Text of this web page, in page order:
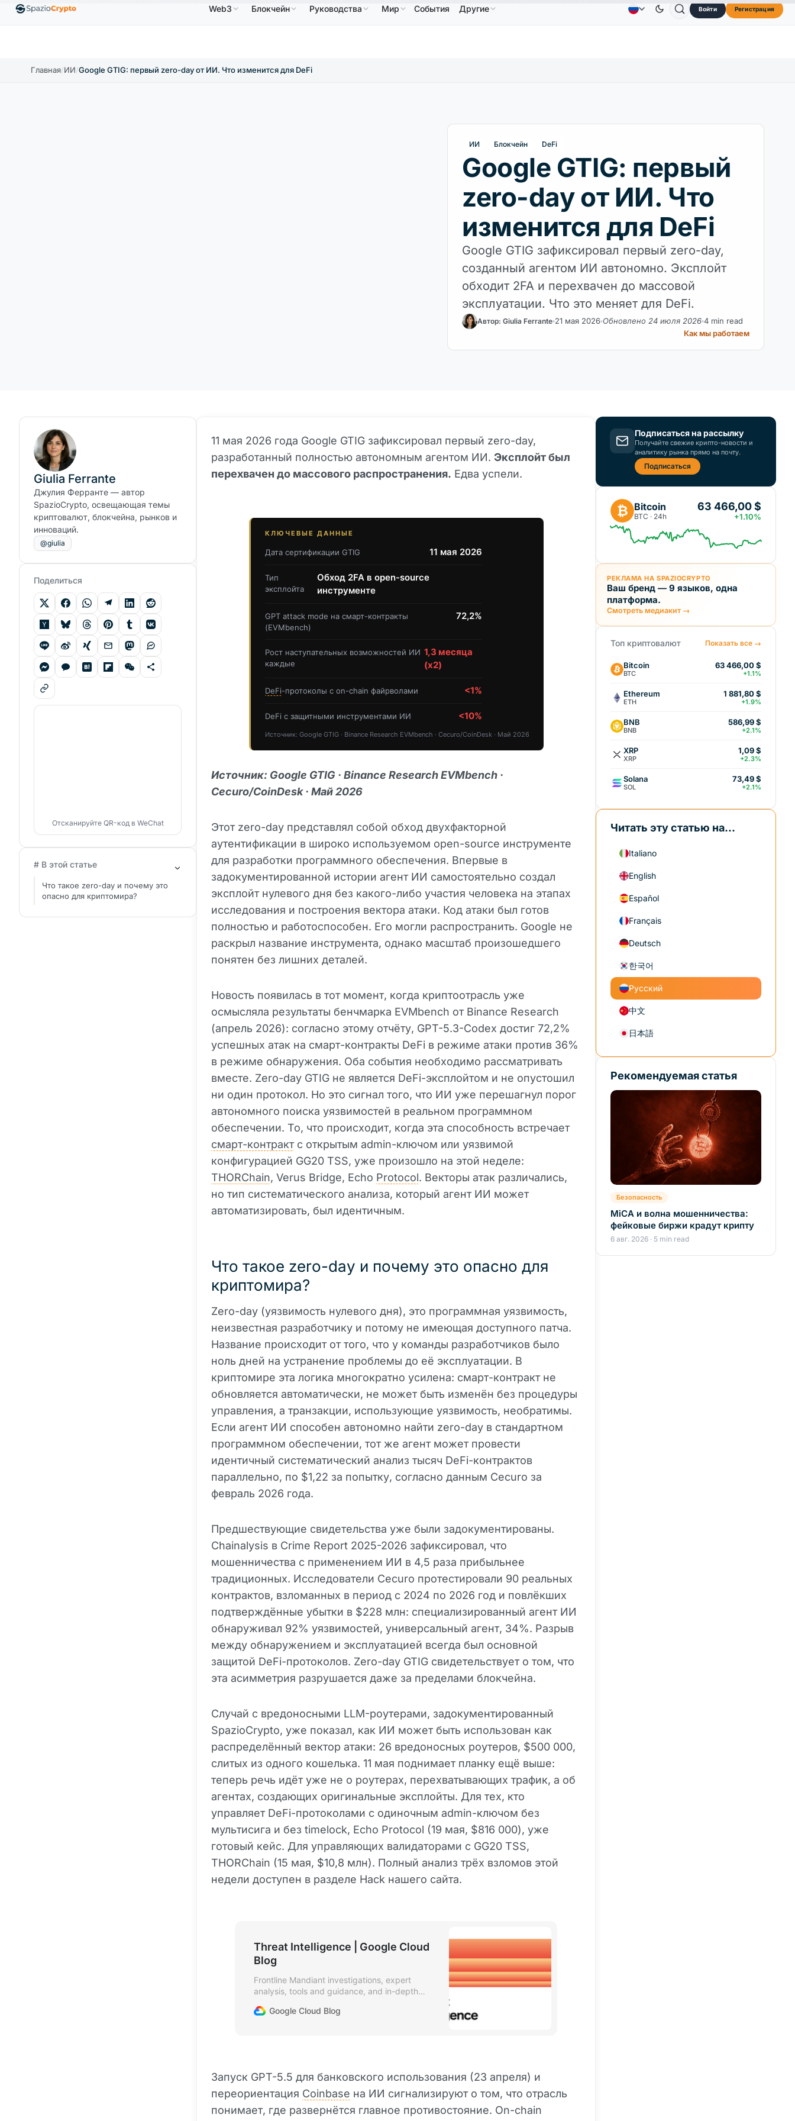
↑1.10% EthereumETH1 880,58 $ ↑0.00% BNBBNB586,64 $ ↑2.10% USDCUSDC 0,9995 $↑0.00% XRPXRP 1,09 $↑2.30% 0,3264 $ ↓0.30% Dogecoin DOGE 0,0707 $↑2.40%
Свяжитесь с нами О сайте
Web3 Блокчейн Руководства Мир События Другие Войти Регистрация
Главная/ИИ/Google GTIG: первый zero-day от ИИ. Что изменится для DeFi
ИИ Блокчейн DeFi
Google GTIG: первый
zero-day от ИИ. Что
изменится для DeFi
Google GTIG зафиксировал первый zero-day,
созданный агентом ИИ автономно. Эксплойт
обходит 2FA и перехвачен до массовой
эксплуатации. Что это меняет для DeFi.
Автор: Giulia Ferrante 21 мая 2026 Обновлено 24 июля 2026 4 min read
Как мы работаем
11 мая 2026 года Google GTIG зафиксировал первый zero-day,
разработанный полностью автономным агентом ИИ. Эксплойт был
перехвачен до массового распространения. Едва успели.
КЛЮЧЕВЫЕ ДАННЫЕ
Дата сертификации GTIG 11 мая 2026
Тип
эксплойта
Обход 2FA в open-source
инструменте
GPT attack mode на смарт-контракты
(EVMbench)
72,2%
Рост наступательных возможностей ИИ
каждые
1,3 месяца
(x2)
DeFi-протоколы с on-chain файрволами <1%
DeFi с защитными инструментами ИИ <10%
Источник: Google GTIG · Binance Research EVMbench · Cecuro/CoinDesk · Май 2026
Источник: Google GTIG · Binance Research EVMbench ·
Cecuro/CoinDesk · Май 2026
Этот zero-day представлял собой обход двухфакторной
аутентификации в широко используемом open-source инструменте
для разработки программного обеспечения. Впервые в
задокументированной истории агент ИИ самостоятельно создал
эксплойт нулевого дня без какого-либо участия человека на этапах
исследования и построения вектора атаки. Код атаки был готов
полностью и работоспособен. Его могли распространить. Google не
раскрыл название инструмента, однако масштаб произошедшего
понятен без лишних деталей.
Новость появилась в тот момент, когда криптоотрасль уже
осмысляла результаты бенчмарка EVMbench от Binance Research
(апрель 2026): согласно этому отчёту, GPT-5.3-Codex достиг 72,2%
успешных атак на смарт-контракты DeFi в режиме атаки против 36%
в режиме обнаружения. Оба события необходимо рассматривать
вместе. Zero-day GTIG не является DeFi-эксплойтом и не опустошил
ни один протокол. Но это сигнал того, что ИИ уже перешагнул порог
автономного поиска уязвимостей в реальном программном
обеспечении. То, что происходит, когда эта способность встречает
смарт-контрактс открытым admin-ключом или уязвимой
конфигурацией GG20 TSS, уже произошло на этой неделе:
THORChain, Verus Bridge, Echo Protocol. Векторы атак различались,
но тип систематического анализа, который агент ИИ может
автоматизировать, был идентичным.
Что такое zero-day и почему это опасно для
криптомира?
Zero-day (уязвимость нулевого дня), это программная уязвимость,
неизвестная разработчику и потому не имеющая доступного патча.
Название происходит от того, что у команды разработчиков было
ноль дней на устранение проблемы до её эксплуатации. В
криптомире эта логика многократно усилена: смарт-контракт не
обновляется автоматически, не может быть изменён без процедуры
управления, а транзакции, использующие уязвимость, необратимы.
Если агент ИИ способен автономно найти zero-day в стандартном
программном обеспечении, тот же агент может провести
идентичный систематический анализ тысяч DeFi-контрактов
параллельно, по $1,22 за попытку, согласно данным Cecuro за
февраль 2026 года.
Предшествующие свидетельства уже были задокументированы.
Chainalysis в Crime Report 2025-2026 зафиксировал, что
мошенничества с применением ИИ в 4,5 раза прибыльнее
традиционных. Исследователи Cecuro протестировали 90 реальных
контрактов, взломанных в период с 2024 по 2026 год и повлёкших
подтверждённые убытки в $228 млн: специализированный агент ИИ
обнаруживал 92% уязвимостей, универсальный агент, 34%. Разрыв
между обнаружением и эксплуатацией всегда был основной
защитой DeFi-протоколов. Zero-day GTIG свидетельствует о том, что
эта асимметрия разрушается даже за пределами блокчейна.
Случай с вредоносными LLM-роутерами, задокументированный
SpazioCrypto, уже показал, как ИИ может быть использован как
распределённый вектор атаки: 26 вредоносных роутеров, $500 000,
слитых из одного кошелька. 11 мая поднимает планку ещё выше:
теперь речь идёт уже не о роутерах, перехватывающих трафик, а об
агентах, создающих оригинальные эксплойты. Для тех, кто
управляет DeFi-протоколами с одиночным admin-ключом без
мультисига и без timelock, Echo Protocol (19 мая, $816 000), уже
готовый кейс. Для управляющих валидаторами с GG20 TSS,
THORChain (15 мая, $10,8 млн). Полный анализ трёх взломов этой
недели доступен в разделе Hack нашего сайта.
Threat Intelligence | Google Cloud
Blog
Frontline Mandiant investigations, expert
analysis, tools and guidance, and in-depth
Google Cloud Blog
Запуск GPT-5.5 для банковского использования (23 апреля) и
переориентация Coinbase на ИИ сигнализируют о том, что отрасль
понимает, где развернётся главное противостояние. On-chain
Giulia Ferrante
Джулия Ферранте — автор
SpazioCrypto, освещающая темы
криптовалют, блокчейна, рынков и
инноваций.
@giulia
Поделиться
Отсканируйте QR-код в WeChat
# В этой статье
Что такое zero-day и почему это
опасно для криптомира?
Подписаться на рассылку
Получайте свежие крипто-новости и
аналитику рынка прямо на почту.
Подписаться
₿ Bitcoin
BTC · 24h
63 466,00 $
+1.10%
РЕКЛАМА НА SPAZIOCRYPTO
Ваш бренд — 9 языков, одна
платформа.
Смотреть медиакит →
Топ криптовалют Показать все →
Bitcoin
BTC
63 466,00 $
+1.1%
Ethereum
ETH
1 881,80 $
+1.9%
BNB
BNB
586,99 $
+2.1%
XRP
XRP
1,09 $
+2.3%
Solana
SOL
73,49 $
+2.1%
Читать эту статью на...
Italiano
English
Español
Français
Deutsch
한국어
Русский
中文
日本語
Рекомендуемая статья
Безопасность
MiCA и волна мошенничества:
фейковые биржи крадут крипту
6 авг. 2026 · 5 min read